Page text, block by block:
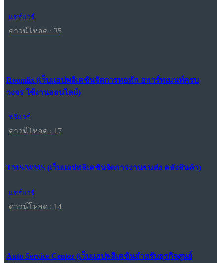
แชร์แวร์
ดาวน์โหลด : 35
Roomlix (เว็บแอปพลิเคชันจัดการหอพัก อพาร์ทเมนท์ครบ
วงจร ใช้งานออนไลน์)
ฟรีแวร์
ดาวน์โหลด : 17
TMS/WMS (เว็บแอปพลิเคชันจัดการงานขนส่ง คลังสินค้า)
แชร์แวร์
ดาวน์โหลด : 14
Auto Service Center (เว็บแอปพลิเคชันสำหรับธุรกิจศูนย์